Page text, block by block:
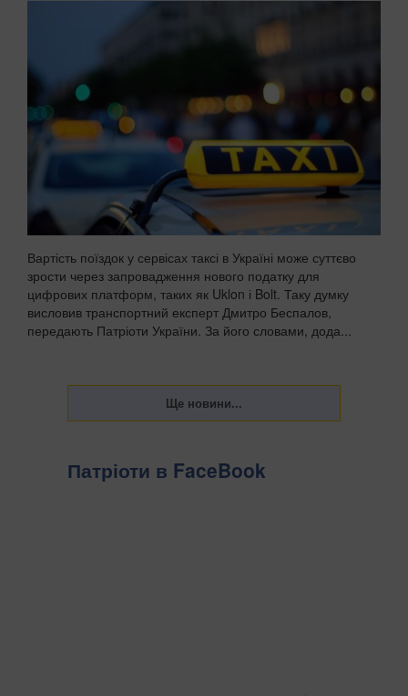
Вартість поїздок у сервісах таксі в Україні може суттєво
зрости через запровадження нового податку для
цифрових платформ, таких як Uklon і Bolt. Таку думку
висловив транспортний експерт Дмитро Беспалов,
передають Патріоти України. За його словами, дода...
Патріоти в FaceBook